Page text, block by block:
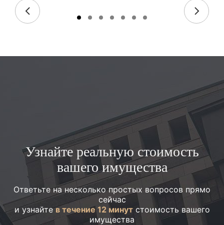
Узнайте реальную стоимость
вашего имущества
Ответьте на несколько простых вопросов прямо
сейчас
и узнайтев течение 12 минутстоимость вашего
имущества